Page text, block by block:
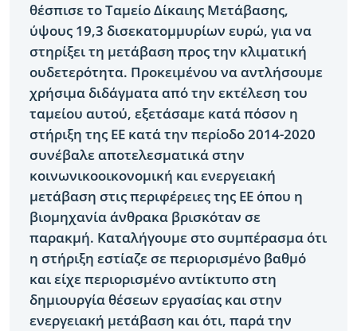
θέσπισε το Ταμείο Δίκαιης Μετάβασης,
ύψους 19,3 δισεκατομμυρίων ευρώ, για να
στηρίξει τη μετάβαση προς την κλιματική
ουδετερότητα. Προκειμένου να αντλήσουμε
χρήσιμα διδάγματα από την εκτέλεση του
ταμείου αυτού, εξετάσαμε κατά πόσον η
στήριξη της ΕΕ κατά την περίοδο 2014-2020
συνέβαλε αποτελεσματικά στην
κοινωνικοοικονομική και ενεργειακή
μετάβαση στις περιφέρειες της ΕΕ όπου η
βιομηχανία άνθρακα βρισκόταν σε
παρακμή. Καταλήγουμε στο συμπέρασμα ότι
η στήριξη εστίαζε σε περιορισμένο βαθμό
και είχε περιορισμένο αντίκτυπο στη
δημιουργία θέσεων εργασίας και στην
ενεργειακή μετάβαση και ότι, παρά την